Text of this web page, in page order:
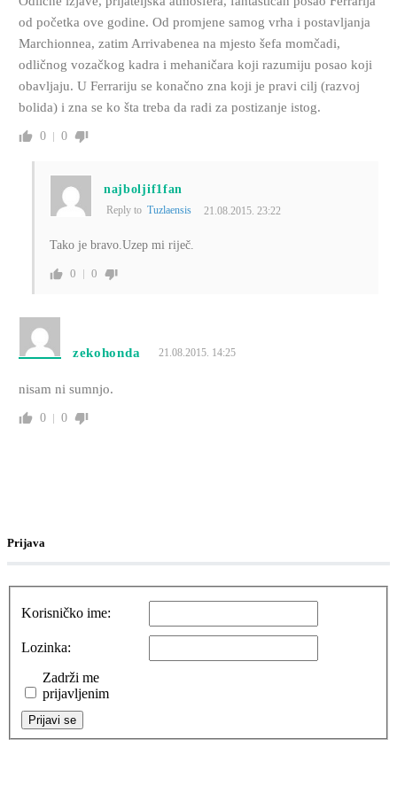
od početka ove godine. Od promjene samog vrha i postavljanja
Marchionnea, zatim Arrivabenea na mjesto šefa momčadi,
odličnog vozačkog kadra i mehaničara koji razumiju posao koji
obavljaju. U Ferrariju se konačno zna koji je pravi cilj (razvoj
bolida) i zna se ko šta treba da radi za postizanje istog.
0 0
najboljif1fan
Reply to Tuzlaensis 21.08.2015. 23:22
Tako je bravo.Uzep mi riječ.
0 0
zekohonda 21.08.2015. 14:25
nisam ni sumnjo.
0 0
Prijava
Korisničko ime:
Lozinka:
Zadrži me
prijavljenim
Prijavi se